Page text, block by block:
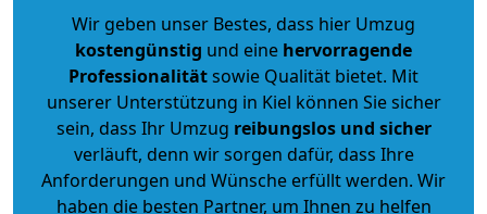
Wir geben unser Bestes, dass hier Umzug
kostengünstig und eine hervorragende
Professionalitätsowie Qualität bietet. Mit
unserer Unterstützung in Kiel können Sie sicher
sein, dass Ihr Umzug reibungslos und sicher
verläuft, denn wir sorgen dafür, dass Ihre
Anforderungen und Wünsche erfüllt werden. Wir
haben die besten Partner, um Ihnen zu helfen